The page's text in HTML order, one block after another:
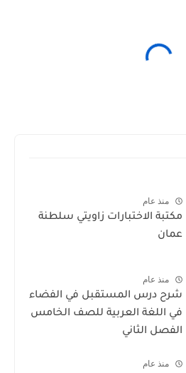
منذ عام
مكتبة الاختبارات زاويتي سلطنة
عمان
منذ عام
شرح درس المستقبل في الفضاء
في اللغة العربية للصف الخامس
الفصل الثاني
منذ عام